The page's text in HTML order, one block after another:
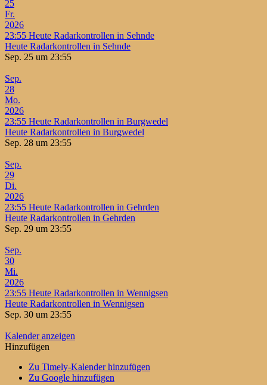
25
Fr.
2026
23:55 Heute Radarkontrollen in Sehnde
Heute Radarkontrollen in Sehnde
Sep. 25 um 23:55
Sep.
28
Mo.
2026
23:55 Heute Radarkontrollen in Burgwedel
Heute Radarkontrollen in Burgwedel
Sep. 28 um 23:55
Sep.
29
Di.
2026
23:55 Heute Radarkontrollen in Gehrden
Heute Radarkontrollen in Gehrden
Sep. 29 um 23:55
Sep.
30
Mi.
2026
23:55 Heute Radarkontrollen in Wennigsen
Heute Radarkontrollen in Wennigsen
Sep. 30 um 23:55
Kalender anzeigen
Hinzufügen
Zu Timely-Kalender hinzufügen
Zu Google hinzufügen